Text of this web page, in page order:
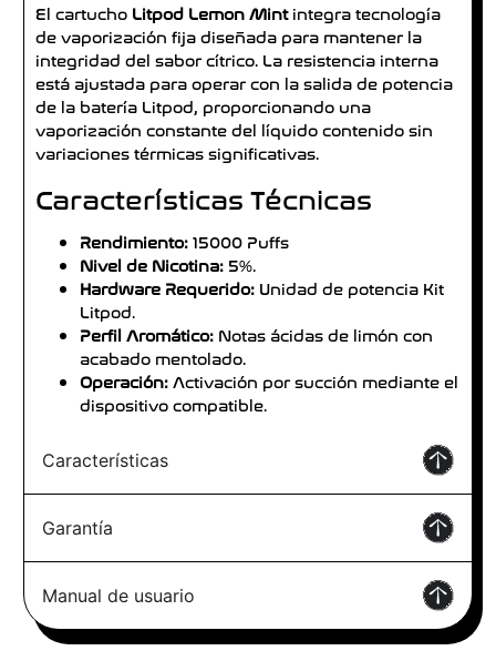
El cartucho Litpod Lemon Mintintegra tecnología
de vaporización fija diseñada para mantener la
integridad del sabor cítrico. La resistencia interna
está ajustada para operar con la salida de potencia
de la batería Litpod, proporcionando una
vaporización constante del líquido contenido sin
variaciones térmicas significativas.
Características Técnicas
Rendimiento:15000 Puffs
Nivel de Nicotina: 5%.
Hardware Requerido: Unidad de potencia Kit
Litpod.
Perfil Aromático: Notas ácidas de limón con
acabado mentolado.
Operación:Activación por succión mediante el
dispositivo compatible.
Características
Garantía
Manual de usuario